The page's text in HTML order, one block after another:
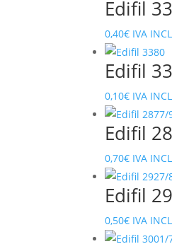
Edifil
0,40€ IVA
Edifil
0,10€ IVA
Edifil
0,70€ IVA
Edifil
0,50€ IVA